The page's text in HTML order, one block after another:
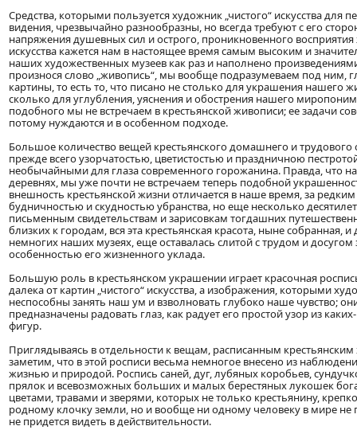
Средства, которыми пользуется художник „чистого“ искусства для
видения, чрезвычайно разнообразны, но всегда требуют с его
напряжения душевных сил и острого, проникновенного восприятия
искусства кажется нам в настоящее время самым высоким и
наших художественных музеев как раз и наполнено произведениями
произнося слово „живопись“, мы вообще подразумеваем под ним,
картины, то есть то, что писано не столько для украшения нашего
сколько для углубления, уяснения и обострения нашего
подобного мы не встречаем в крестьянской живописи; ее задачи
потому нуждаются и в особенном подходе.
Большое количество вещей крестьянского домашнего и трудового
прежде всего узорчатостью, цветистостью и праздничною
необычайными для глаза современного горожанина. Правда, что
деревнях, мы уже почти не встречаем теперь подобной
внешность крестьянской жизни отличается в наше время, за
будничностью и скудностью убранства, но еще несколько
письменным свидетельствам и зарисовкам тогдашних
близких к городам, вся эта крестьянская красота, ныне собранная,
немногих наших музеях, еще оставалась слитой с трудом и
особенностью его жизненного уклада.
Большую роль в крестьянском украшении играет красочная
далека от картин „чистого“ искусства, а изображения, которыми
неспособны занять наш ум и взволновать глубоко наше чувство;
предназначены радовать глаз, как радует его простой узор из
фигур.
Приглядываясь в отдельности к вещам, расписанным
заметим, что в этой росписи весьма немногое внесено из
жизнью и природой. Роспись саней, дуг, лубяных коробьев,
прялок и всевозможных больших и малых берестяных лукошек
цветами, травами и зверями, которых не только крестьянину,
родному клочку земли, но и вообще ни одному человеку в мире не
не придется видеть в действительности.